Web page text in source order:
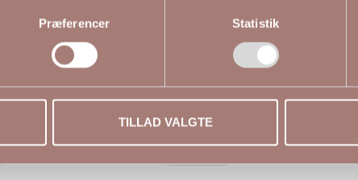
Præferencer Statistik
TILLAD VALGTE
Yvonne tunika med
blomsterprint
Elegant Studio Tanja tunikakjole
med et smukt print
STUDIO